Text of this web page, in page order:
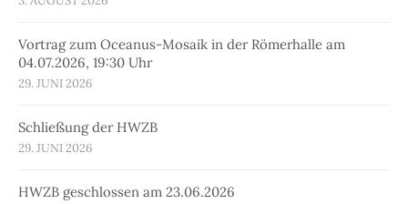
Vortrag zum Oceanus-Mosaik in der Römerhalle am
04.07.2026, 19:30 Uhr
29. JUNI 2026
Schließung der HWZB
29. JUNI 2026
HWZB geschlossen am 23.06.2026